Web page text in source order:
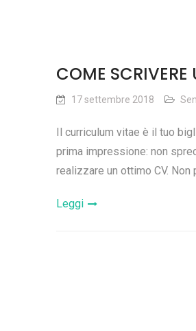
COME
17 settembre 2018
Il curriculum vitae è il tuo
prima impressione: non
realizzare un ottimo CV.
Leggi